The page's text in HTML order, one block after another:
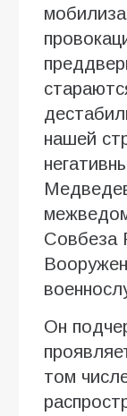
нашей
Совбеза
Он
том